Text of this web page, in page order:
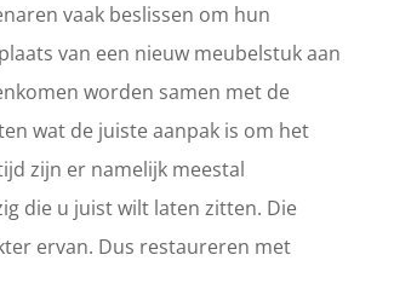
vaak beslissen om hun
van een nieuw meubelstuk aan
worden samen met de
wat de juiste aanpak is om het
zijn er namelijk meestal
die u juist wilt laten zitten. Die
ervan. Dus restaureren met